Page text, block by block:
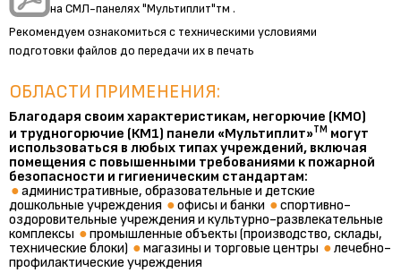
на СМЛ-панелях "Мультиплит"тм .
Рекомендуем ознакомиться с техническими условиями
подготовки файлов до передачи их в печать
ОБЛАСТИ ПРИМЕНЕНИЯ:
Благодаря своим характеристикам, негорючие (КМ0)
и трудногорючие (КМ1) панели «Мультиплит»ТМ могут
использоваться в любых типах учреждений, включая
помещения с повышенными требованиями к пожарной
безопасности и гигиеническим стандартам:
●административные, образовательные и детские
дошкольные учреждения ●офисы и банки ●спортивно-
оздоровительные учреждения и культурно-развлекательные
комплексы ●промышленные объекты (производство, склады,
технические блоки) ●магазины и торговые центры ●лечебно-
профилактические учреждения